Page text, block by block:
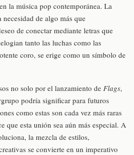
la música pop contemporánea. La
necesidad de algo más que
de conectar mediante letras que
tanto las luchas como las
coro, se erige como un símbolo de
no solo por el lanzamiento de Flags,
podría significar para futuros
como estas son cada vez más raras
que esta unión sea aún más especial. A
la mezcla de estilos,
se convierte en un imperativo